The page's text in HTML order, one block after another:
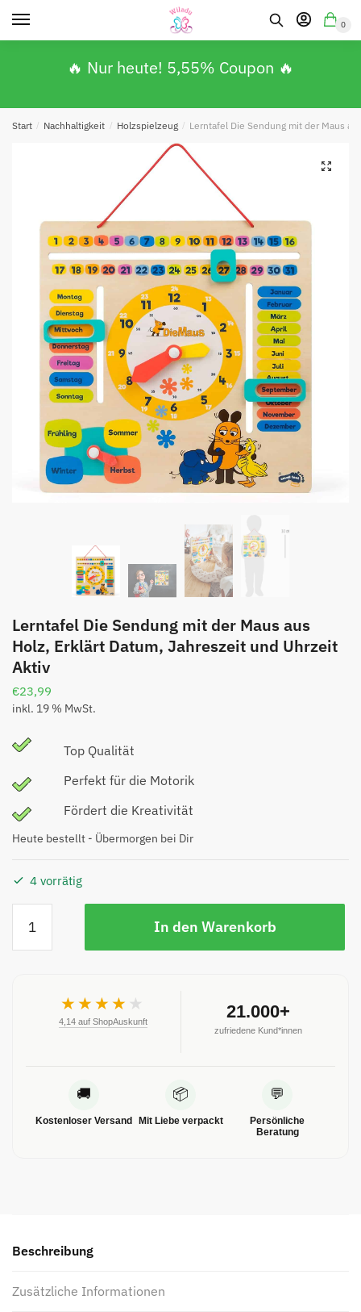
0
🔥 Nur heute! 5,55% Coupon 🔥
Start / Nachhaltigkeit / Holzspielzeug / Lerntafel Die Sendung mit der Maus
🔍
Lerntafel Die Sendung mit der Maus aus
Holz, Erklärt Datum, Jahreszeit und Uhrzeit
Aktiv
€23,99
inkl. 19 % MwSt.
Top Qualität
Perfekt für die Motorik
Fördert die Kreativität
Heute bestellt - Übermorgen bei Dir
4 vorrätig
In den Warenkorb
★★★★ ★
4,14 auf ShopAuskunft 21.000+
zufriedene Kund*innen
🚚
Kostenloser Versand
📦
Mit Liebe verpackt
💬
Persönliche
Beratung
Beschreibung
Zusätzliche Informationen